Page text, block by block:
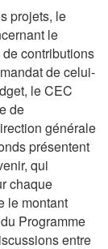
projets, le
le
contributions
de celui-
le CEC
de
générale
présentent
qui
chaque
le montant
Programme
entre